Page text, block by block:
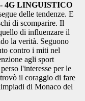
- 4G LINGUISTICO
delle tendenze. E
di scomparire. Il
di influenzare il
la verità. Seguono
contro i miti nel
agli sport
l'interesse per le
il coraggio di fare
di Monaco del